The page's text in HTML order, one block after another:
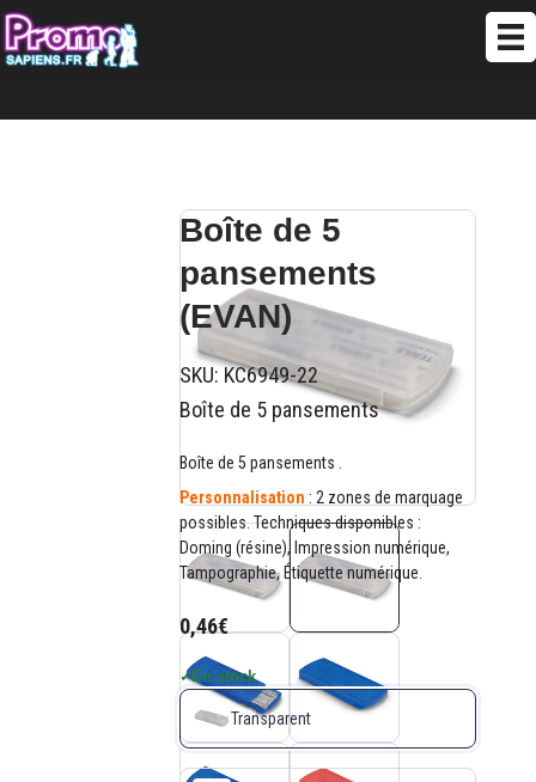
Boîte de 5
pansements
(EVAN)
SKU: KC6949-22
Boîte de 5 pansements
Boîte de 5 pansements .
Personnalisation : 2 zones de marquage
possibles. Techniques disponibles :
Doming (résine), Impression numérique,
Tampographie, Étiquette numérique.
0,46€
✓En stock
Transparent